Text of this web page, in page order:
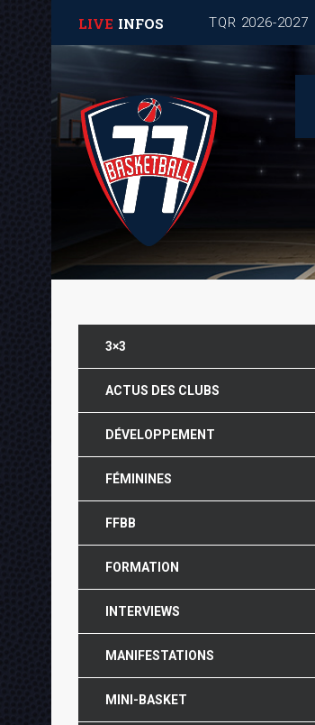
LIVE INFOS
3×3
ACTUS DES CLUBS
DÉVELOPPEMENT
FÉMININES
FFBB
FORMATION
INTERVIEWS
MANIFESTATIONS
MINI-BASKET